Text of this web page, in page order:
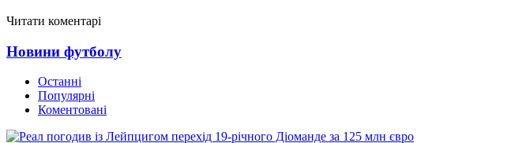
Читати коментарі
Новини футболу
Останні
Популярні
Коментовані